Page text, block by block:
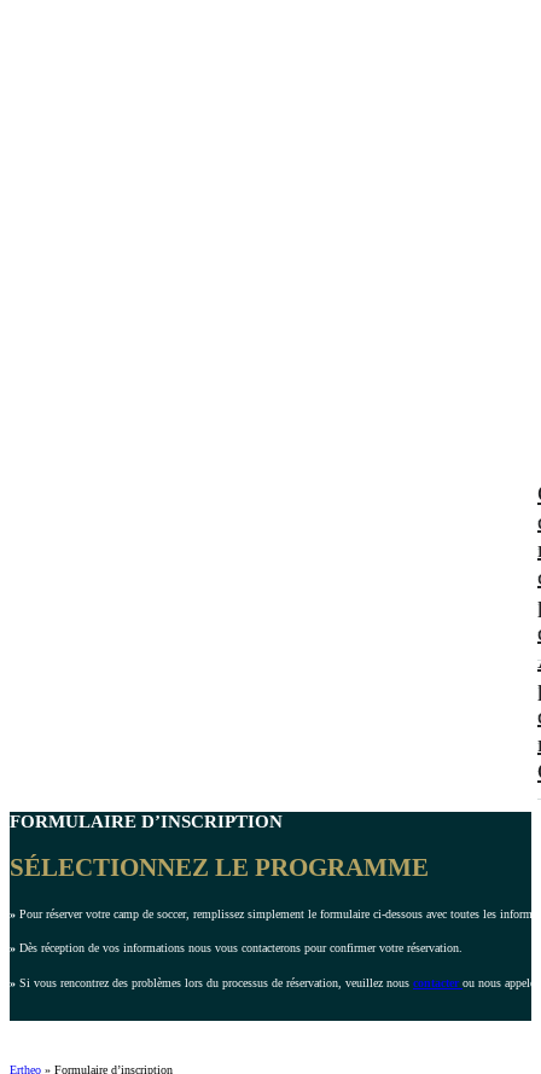
FORMULAIRE D’INSCRIPTION
SÉLECTIONNEZ LE PROGRAMME
» Pour réserver votre camp de soccer, remplissez simplement le formulaire ci-dessous avec toutes les
» Dès réception de vos informations nous vous contacterons pour confirmer votre réservation.
» Si vous rencontrez des problèmes lors du processus de réservation, veuillez nous contacterou nous
Ertheo » Formulaire d’inscription